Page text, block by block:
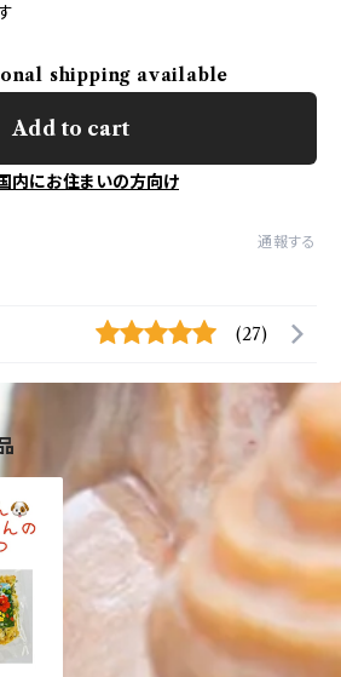
shipping available
Add to cart
内にお住まいの方向け
通報する
(27)